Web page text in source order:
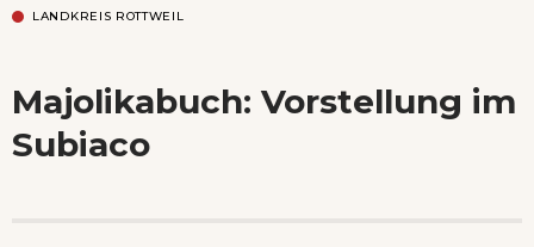
LANDKREIS ROTTWEIL
Majolikabuch: Vorstellung im
Subiaco